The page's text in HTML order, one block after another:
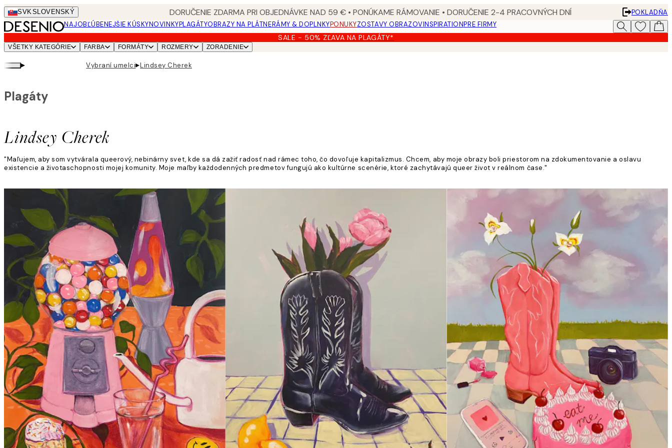
Skip
to
main
content.
SVKSLOVENSKÝ DORUČENIE ZDARMA PRI OBJEDNÁVKE NAD 59 € • PONÚKAME RÁMOVANIE • DORUČENIE 2-4 PRACOVNÝCH DNÍ
POKLADŇA
NAJOBĽÚBENEJŠIE KÚSKYNOVINKYPLAGÁTYOBRAZY NA PLÁTNERÁMY & DOPLNKYPONUKYZOSTAVY OBRAZOVINSPIRATIONPRE FIRMY
SALE - 50% ZĽAVA NA PLAGÁTY*
VŠETKY KATEGÓRIE FARBA FORMÁTY ROZMERY ZORADENIE
▸ Vybraní umelci▸Lindsey Cherek
Lindsey Cherek
Plagáty
"Maľujem, aby som vytvárala queerový, nebinárny svet, kde sa dá zažiť radosť nad rámec toho, čo dovoľuje kapitalizmus. Chcem, aby moje obrazy boli priestorom na zdokumentovanie a oslavu
existencie a životaschopnosti mojej komunity. Moje maľby každodenných predmetov fungujú ako kultúrne scenérie, ktoré zachytávajú queer život v reálnom čase."
Viac informácií